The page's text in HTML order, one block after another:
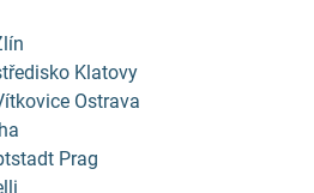
Klatovy
Ostrava
Prag